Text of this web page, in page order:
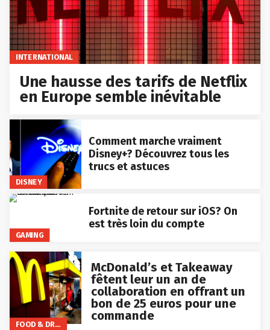
INTERNATIONAL
Une hausse des tarifs de Netflix
en Europe semble inévitable
DISNEY
Comment marche vraiment
Disney+? Découvrez tous les
trucs et astuces
GAMING
Fortnite de retour sur iOS? On
est très loin du compte
FOOD & DRINKS
McDonald’s et Takeaway
fêtent leur un an de
collaboration en offrant un
bon de 25 euros pour une
commande